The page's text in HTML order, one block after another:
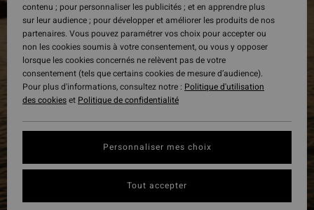
contenu ; pour personnaliser les publicités ; et en apprendre plus
sur leur audience ; pour développer et améliorer les produits de nos
partenaires. Vous pouvez paramétrer vos choix pour accepter ou
non les cookies soumis à votre consentement, ou vous y opposer
lorsque les cookies concernés ne relèvent pas de votre
consentement (tels que certains cookies de mesure d’audience).
Pour plus d'informations, consultez notre : Politique d'utilisation
des cookieset Politique de confidentialité
Personnaliser mes choix
Tout accepter